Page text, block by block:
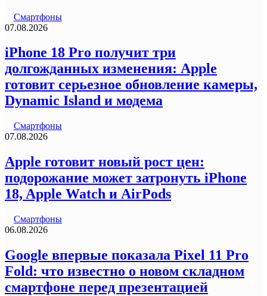
Смартфоны
07.08.2026
iPhone 18 Pro получит три
долгожданных изменения: Apple
готовит серьезное обновление камеры,
Dynamic Island и модема
Смартфоны
07.08.2026
Apple готовит новый рост цен:
подорожание может затронуть iPhone
18, Apple Watch и AirPods
Смартфоны
06.08.2026
Google впервые показала Pixel 11 Pro
Fold: что известно о новом складном
смартфоне перед презентацией